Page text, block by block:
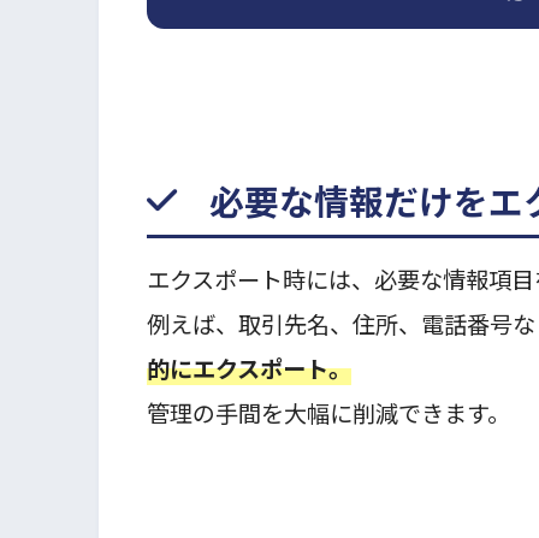
必要な情報だけをエ
エクスポート時には、必要な情報項
例えば、取引先名、住所、電話番号
的にエクスポート。
管理の手間を大幅に削減できます。